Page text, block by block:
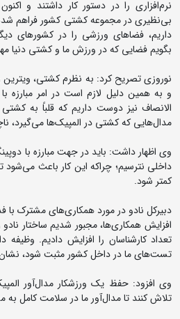
نرم‌افزاری را در دستور کار داشتند و
بی‌نظیری در مجموعه کشتی کشور فراهم
داریم، فضاهای ورزشی را در کشورهای
بگویم فضایی که در ورزش ما و کشتی دنیا
نوروزی تصریح کرد: به نظرم کشتی،
و به همین دلیل لازم است در امر مبارزه
الانصاف نیز دوست داریم که قلباً به
مدال‌هایی که کشتی در المپیک‌ها می‌گیرد،
وی اظهار داشت: باید در جهت مبارزه با
داخلی نترسیم؛ چراکه این کار باعث
کمتر شود.
دبیرکل نادو در مورد همکاری‌های مشترک
افزایش همکاری‌ها، مجبور شدیم ساختار
تعداد کارشناسان را افزایش دادیم.
تست‌های ما در داخل کشور مثبت شود، نشان
وی افزود: حفظ یک ورزشکار مدال‌آور
تلاش کنند تا مدال‌آور ما در سلامت کامل به